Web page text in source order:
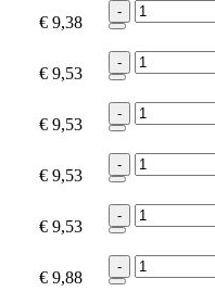
€ 9,38
-
€ 9,53
-
€ 9,53
-
€ 9,53
-
€ 9,53
-
€ 9,88
-